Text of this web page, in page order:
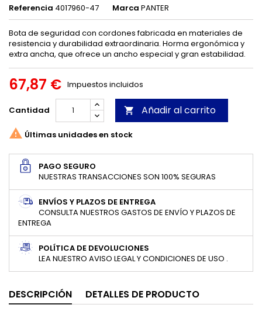
Referencia 4017960-47 Marca PANTER
Bota de seguridad con cordones fabricada en materiales de
resistencia y durabilidad extraordinaria. Horma ergonómica y
extra ancha, que ofrece un ancho especial y gran estabilidad.
67,87 € Impuestos incluidos
Cantidad  Añadir al carrito
 Últimas unidades en stock
PAGO SEGURO
NUESTRAS TRANSACCIONES SON 100% SEGURAS
ENVÍOS Y PLAZOS DE ENTREGA
CONSULTA NUESTROS GASTOS DE ENVÍO Y PLAZOS DE
ENTREGA
POLÍTICA DE DEVOLUCIONES
LEA NUESTRO AVISO LEGAL Y CONDICIONES DE USO .
DESCRIPCIÓN DETALLES DE PRODUCTO